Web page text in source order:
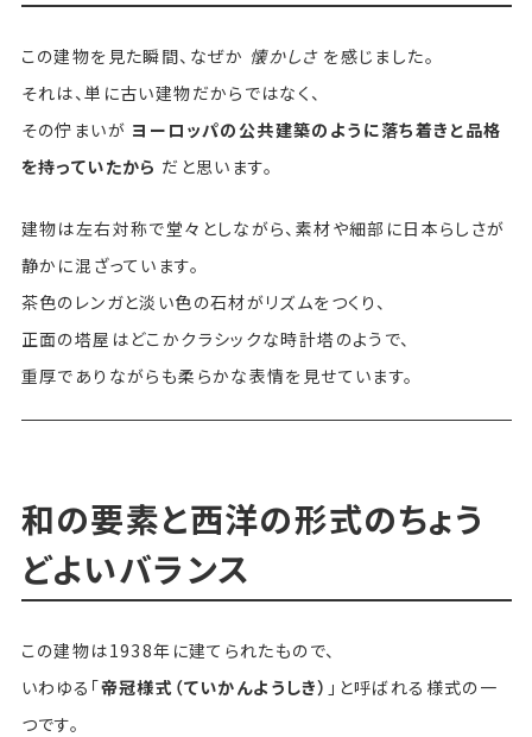
この建物を見た瞬間、なぜか 懐かしさを感じました。
それは、単に古い建物だからではなく、
その佇まいが ヨーロッパの公共建築のように落ち着きと品格
を持っていたから だと思います。
建物は左右対称で堂々としながら、素材や細部に日本らしさが
静かに混ざっています。
茶色のレンガと淡い色の石材がリズムをつくり、
正面の塔屋はどこかクラシックな時計塔のようで、
重厚でありながらも柔らかな表情を見せています。
和の要素と西洋の形式のちょう
どよいバランス
この建物は1938年に建てられたもので、
いわゆる「帝冠様式（ていかんようしき） 」と呼ばれる様式の一
つです。